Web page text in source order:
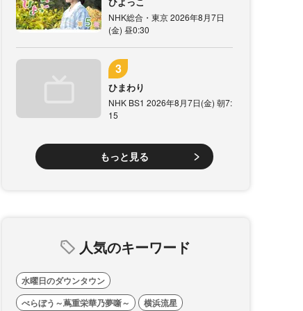
NHK総合・東京 2026年8月7日
(金) 昼0:30
ひまわり
NHK BS1 2026年8月7日(金) 朝7:
15
もっと見る
人気のキーワード
水曜日のダウンタウン
べらぼう～蔦重栄華乃夢噺～
横浜流星